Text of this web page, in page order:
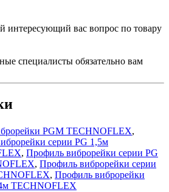
интересующий вас вопрос по товару
специалисты обязательно вам
PGM TECHNOFLEX,
серии PG 1,5м
, Профиль виброрейки серии PG
, Профиль виброрейки серии
, Профиль виброрейки
TECHNOFLEX